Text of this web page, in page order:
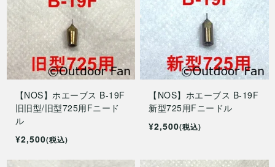
【NOS】ホエーブス B-19F
旧旧型/旧型725用Fニード
ル
¥2,500(税込)
【NOS】ホエーブス B-19F
新型725用Fニードル
¥2,500(税込)